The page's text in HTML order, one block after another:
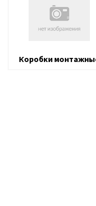
Коробки